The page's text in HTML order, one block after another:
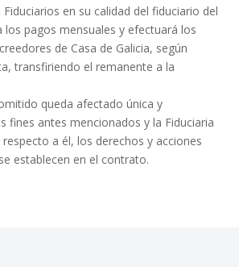
en su calidad del fiduciario del
los pagos mensuales y efectuará los
de Casa de Galicia, según
transfiriendo el remanente a la
queda afectado única y
fines antes mencionados y la Fiduciaria
a él, los derechos y acciones
establecen en el contrato.